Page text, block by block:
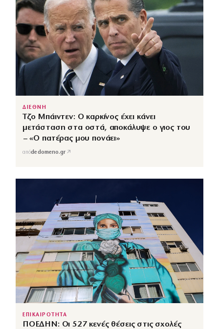
ΔΙΕΘΝΗ
Τζο Μπάιντεν: Ο καρκίνος έχει κάνει
μετάσταση στα οστά, αποκάλυψε ο γιος του
– «Ο πατέρας μου πονάει»
απόdedomeno.gr ↗
ΕΠΙΚΑΙΡΟΤΗΤΑ
ΠΟΕΔΗΝ: Οι 527 κενές θέσεις στις σχολές